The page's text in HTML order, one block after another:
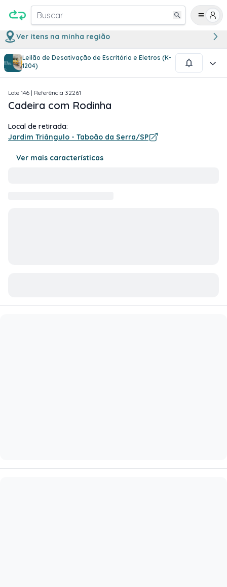
Buscar
Ver itens na minha região
Leilão de Desativação de Escritório e Eletros (K-
1204)
1/1
Lote 146 | Referência 32261
Cadeira com Rodinha
Local de retirada:
Jardim Triângulo - Taboão da Serra/SP
Ver mais características